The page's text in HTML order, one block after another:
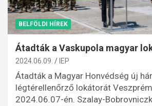
BELFÖLDI HÍREK
Átadták a Vaskupola magyar
2024.06.09. IEP
Átadták a Magyar Honvédség új
légtérellenőrző lokátorát
2024.06.07-én. Szalay-